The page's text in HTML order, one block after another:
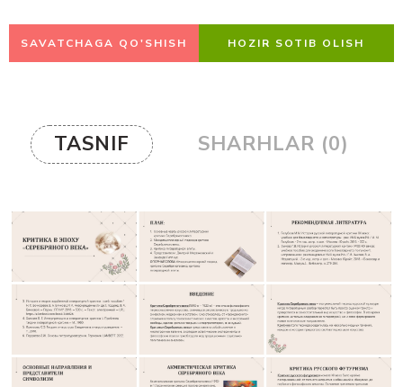
SAVATCHAGA QO'SHISH HOZIR SOTIB OLISH
TASNIF SHARHLAR (0)